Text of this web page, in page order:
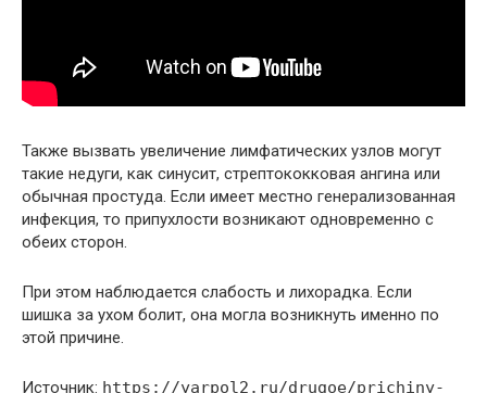
Также вызвать увеличение лимфатических узлов могут
такие недуги, как синусит, стрептококковая ангина или
обычная простуда. Если имеет местно генерализованная
инфекция, то припухлости возникают одновременно с
обеих сторон.
При этом наблюдается слабость и лихорадка. Если
шишка за ухом болит, она могла возникнуть именно по
этой причине.
Источник: https://yarpol2.ru/drugoe/prichiny-